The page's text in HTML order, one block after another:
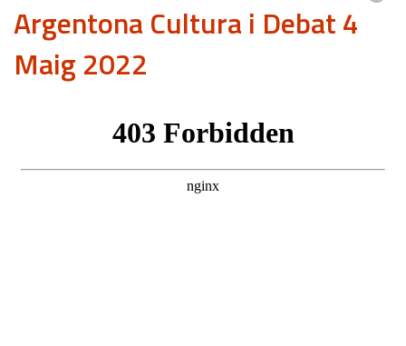
Argentona Cultura i Debat 4
Maig 2022